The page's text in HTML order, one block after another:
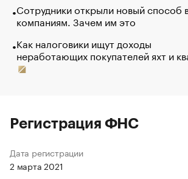
Сотрудники открыли новый способ
компаниям. Зачем им это
Как налоговики ищут доходы
неработающих покупателей яхт и
Регистрация ФНС
Дата регистрации
2 марта 2021